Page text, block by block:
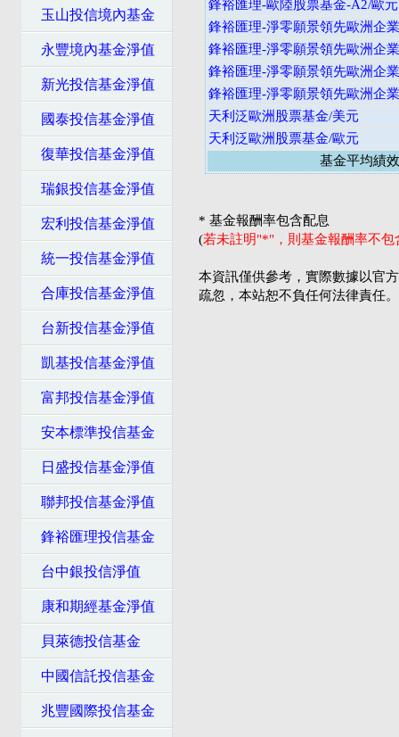
玉山投信境內基金
永豐境內基金淨值
新光投信基金淨值
國泰投信基金淨值
復華投信基金淨值
瑞銀投信基金淨值
宏利投信基金淨值
統一投信基金淨值
合庫投信基金淨值
台新投信基金淨值
凱基投信基金淨值
富邦投信基金淨值
安本標準投信基金
日盛投信基金淨值
聯邦投信基金淨值
鋒裕匯理投信基金
台中銀投信淨值
康和期經基金淨值
貝萊德投信基金
中國信託投信基金
兆豐國際投信基金
鋒裕匯理-歐陸股票基金-A2/歐元
鋒裕匯理-淨零願景領先歐洲企
鋒裕匯理-淨零願景領先歐洲企
鋒裕匯理-淨零願景領先歐洲企
鋒裕匯理-淨零願景領先歐洲企
天利泛歐洲股票基金/美元
天利泛歐洲股票基金/歐元
基金平均績效
* 基金報酬率包含配息
(若未註明"*"，則基金報酬率不
本資訊僅供參考，實際數據以官
疏忽，本站恕不負任何法律責任。